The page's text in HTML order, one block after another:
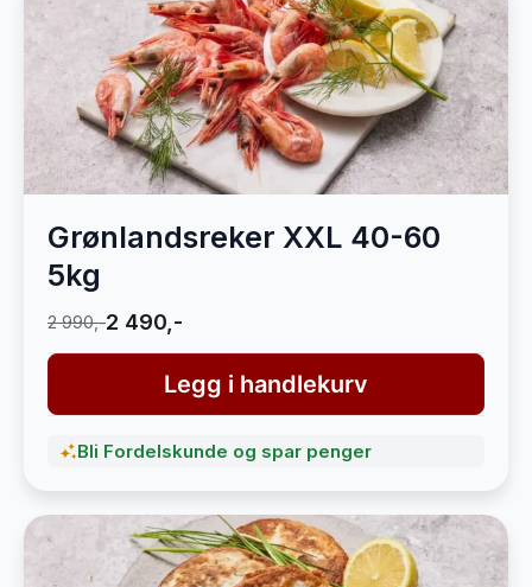
Grønlandsreker XXL 40-60
5kg
2 990,-2 490,-
Legg i handlekurv
Bli Fordelskunde og spar penger